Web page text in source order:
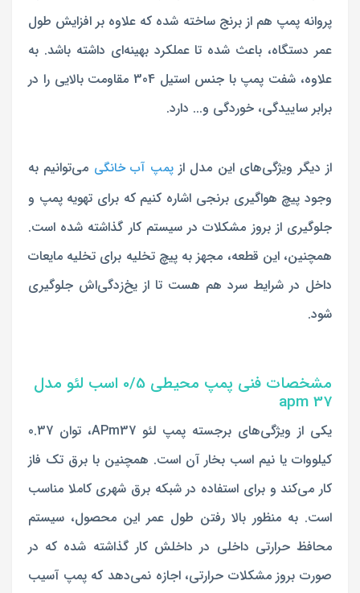
پروانه پمپ هم از برنج ساخته شده که علاوه بر افزایش طول
عمر دستگاه، باعث شده تا عملکرد بهینه‌ای داشته باشد. به
علاوه، شفت پمپ با جنس استیل 304 مقاومت بالایی را در
برابر ساییدگی، خوردگی و... دارد.
از دیگر ویژگی‌های این مدل ازپمپ آب خانگی می‌توانیم به
وجود پیچ هواگیری برنجی اشاره کنیم که برای تهویه پمپ و
جلوگیری از بروز مشکلات در سیستم کار گذاشته شده است.
همچنین، این قطعه، مجهز به پیچ تخلیه برای تخلیه مایعات
داخل در شرایط سرد هم هست تا از یخ‌زدگی‌اش جلوگیری
شود.
مشخصات فنی پمپ محیطی 0/5 اسب لئو مدل
apm 37
یکی از ویژگی‌های برجسته پمپ لئو APm37، توان 0.37
کیلووات یا نیم اسب بخار آن است. همچنین با برق تک فاز
کار می‌کند و برای استفاده در شبکه برق شهری کاملا مناسب
است. به منظور بالا رفتن طول عمر این محصول، سیستم
محافظ حرارتی داخلی در داخلش کار گذاشته شده که در
صورت بروز مشکلات حرارتی، اجازه نمی‌دهد که پمپ آسیب